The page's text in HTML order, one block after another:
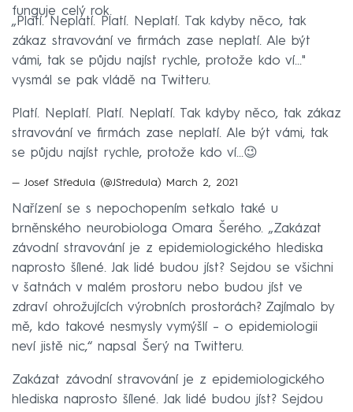
funguje celý rok.
„Platí. Neplatí. Platí. Neplatí. Tak kdyby něco, tak
zákaz stravování ve firmách zase neplatí. Ale být
vámi, tak se půjdu najíst rychle, protože kdo ví..."
vysmál se pak vládě na Twitteru.
Platí. Neplatí. Platí. Neplatí. Tak kdyby něco, tak zákaz
stravování ve firmách zase neplatí. Ale být vámi, tak
se půjdu najíst rychle, protože kdo ví...😉
— Josef Středula (@JStredula) March 2, 2021
Nařízení se s nepochopením setkalo také u
brněnského neurobiologa Omara Šerého. „Zakázat
závodní stravování je z epidemiologického hlediska
naprosto šílené. Jak lidé budou jíst? Sejdou se všichni
v šatnách v malém prostoru nebo budou jíst ve
zdraví ohrožujících výrobních prostorách? Zajímalo by
mě, kdo takové nesmysly vymýšlí –⁠ o epidemiologii
neví jistě nic,“ napsal Šerý na Twitteru.
Zakázat závodní stravování je z epidemiologického
hlediska naprosto šílené. Jak lidé budou jíst? Sejdou